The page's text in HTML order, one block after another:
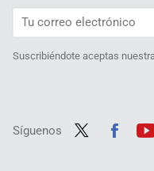
Suscribiéndote aceptas nuestra
Síguenos